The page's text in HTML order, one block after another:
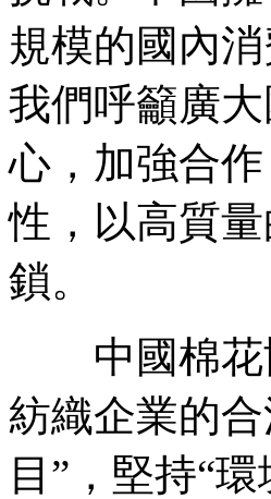
規模的國內
我們呼籲廣
心，加強合
性，以高質
鎖。
中國棉花
紡織企業的
目”，堅持“